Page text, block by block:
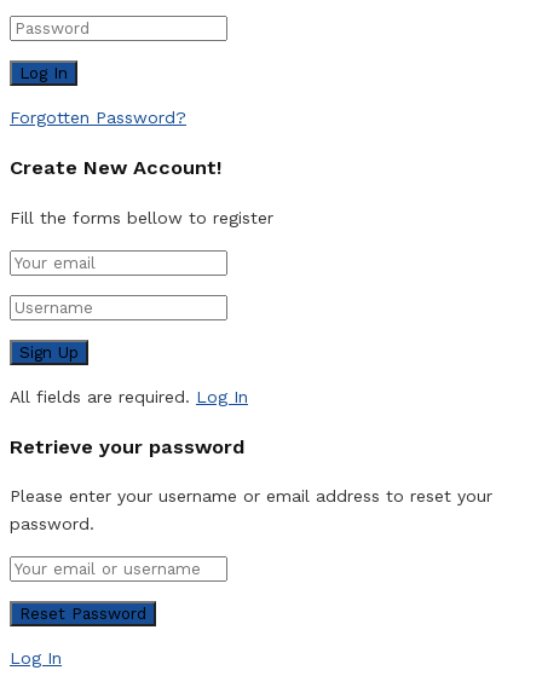
Forgotten Password?
Create New Account!
Fill the forms bellow to register
All fields are required. Log In
Retrieve your password
Please enter your username or email address to reset your
password.
Log In